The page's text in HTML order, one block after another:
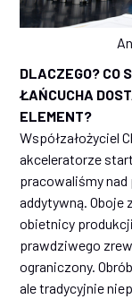
DLACZEGO? CO
ŁAŃCUCHA
ELEMENT?
Współzałożyciel
akceleratorze
pracowaliśmy
addytywną. Oboje
obietnicy
prawdziwego
ograniczony.
ale tradycyjnie